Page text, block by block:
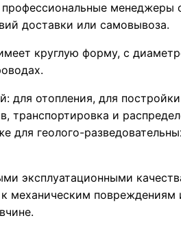
менеджеры
доставки или самовывоза.
круглую форму, с
отопления, для
транспортировка и
для геолого-
эксплуатационными
механическим повреждениям